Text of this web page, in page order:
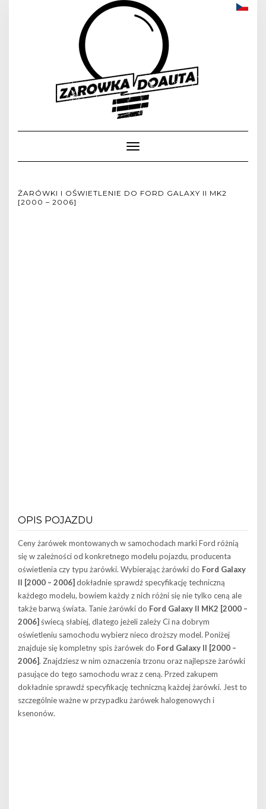
Toggle
Navigation
ŻARÓWKI I OŚWIETLENIE DO FORD GALAXY II MK2
[2000 – 2006]
OPIS POJAZDU
Ceny żarówek montowanych w samochodach marki Ford różnią
się w zależności od konkretnego modelu pojazdu, producenta
oświetlenia czy typu żarówki. Wybierając żarówki do Ford Galaxy
II [2000 – 2006] dokładnie sprawdź specyfikację techniczną
każdego modelu, bowiem każdy z nich różni się nie tylko ceną ale
także barwą świata. Tanie żarówki do Ford Galaxy II MK2 [2000 –
2006] świecą słabiej, dlatego jeżeli zależy Ci na dobrym
oświetleniu samochodu wybierz nieco droższy model. Poniżej
znajduje się kompletny spis żarówek do Ford Galaxy II [2000 –
2006]. Znajdziesz w nim oznaczenia trzonu oraz najlepsze żarówki
pasujące do tego samochodu wraz z ceną. Przed zakupem
dokładnie sprawdź specyfikację techniczną każdej żarówki. Jest to
szczególnie ważne w przypadku żarówek halogenowych i
ksenonów.